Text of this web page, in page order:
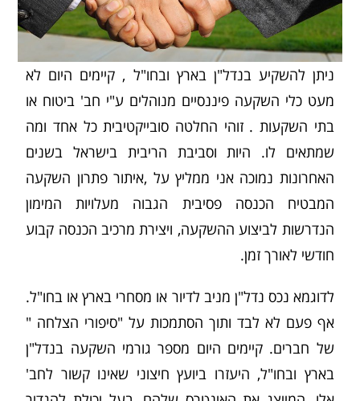
ניתן להשקיע בנדל"ן בארץ ובחו"ל , קיימים היום לא
מעט כלי השקעה פיננסיים מנוהלים ע"י חב' ביטוח או
בתי השקעות . זוהי החלטה סובייקטיבית כל אחד ומה
שמתאים לו. היות וסביבת הריבית בישראל בשנים
האחרונות נמוכה אני ממליץ על ,איתור פתרון השקעה
המבטיח הכנסה פסיבית הגבוה מעלויות המימון
הנדרשות לביצוע ההשקעה, ויצירת מרכיב הכנסה קבוע
חודשי לאורך זמן.
לדוגמא נכס נדל"ן מניב לדיור או מסחרי בארץ או בחו"ל.
אף פעם לא לבד ותוך הסתמכות על "סיפורי הצלחה "
של חברים. קיימים היום מספר גורמי השקעה בנדל"ן
בארץ ובחו"ל, היעזרו ביועץ חיצוני שאינו קשור לחב'